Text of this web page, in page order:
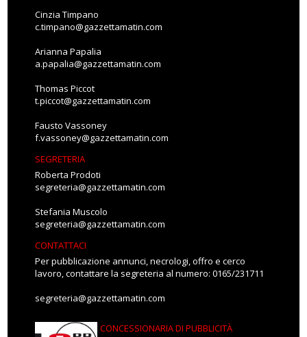
Cinzia Timpano
c.timpano@gazzettamatin.com
Arianna Papalia
a.papalia@gazzettamatin.com
Thomas Piccot
t.piccot@gazzettamatin.com
Fausto Vassoney
f.vassoney@gazzettamatin.com
SEGRETERIA
Roberta Prodoti
segreteria@gazzettamatin.com
Stefania Muscolo
segreteria@gazzettamatin.com
CONTATTACI
Per pubblicazione annunci, necrologi, offro e cerco
lavoro, contattare la segreteria al numero: 0165/231711
segreteria@gazzettamatin.com
CONCESSIONARIA DI PUBBLICITÀ